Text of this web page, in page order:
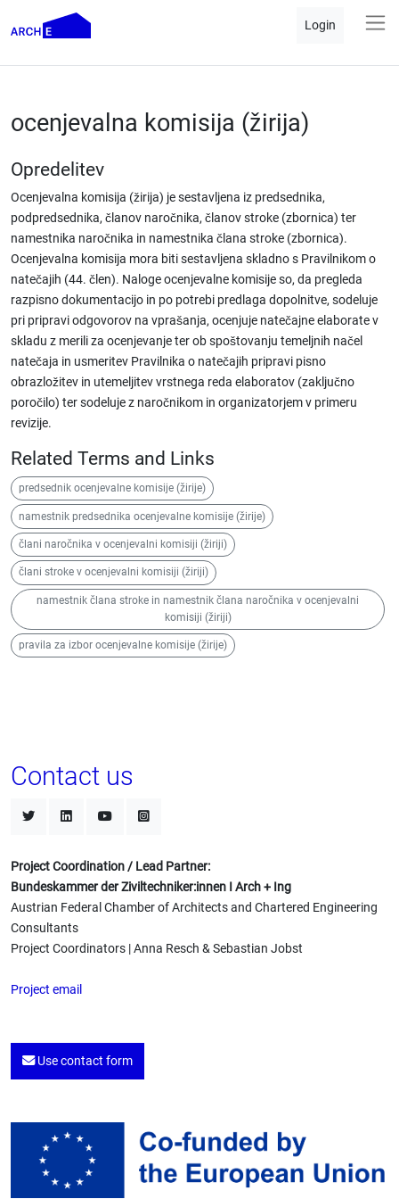
Login
ocenjevalna komisija (žirija)
Opredelitev
Ocenjevalna komisija (žirija) je sestavljena iz predsednika,
podpredsednika, članov naročnika, članov stroke (zbornica) ter
namestnika naročnika in namestnika člana stroke (zbornica).
Ocenjevalna komisija mora biti sestavljena skladno s Pravilnikom o
natečajih (44. člen). Naloge ocenjevalne komisije so, da pregleda
razpisno dokumentacijo in po potrebi predlaga dopolnitve, sodeluje
pri pripravi odgovorov na vprašanja, ocenjuje natečajne elaborate v
skladu z merili za ocenjevanje ter ob spoštovanju temeljnih načel
natečaja in usmeritev Pravilnika o natečajih pripravi pisno
obrazložitev in utemeljitev vrstnega reda elaboratov (zaključno
poročilo) ter sodeluje z naročnikom in organizatorjem v primeru
revizije.
Related Terms and Links
predsednik ocenjevalne komisije (žirije)
namestnik predsednika ocenjevalne komisije (žirije)
člani naročnika v ocenjevalni komisiji (žiriji)
člani stroke v ocenjevalni komisiji (žiriji)
namestnik člana stroke in namestnik člana naročnika v ocenjevalni
komisiji (žiriji)
pravila za izbor ocenjevalne komisije (žirije)
Contact us
Project Coordination / Lead Partner:
Bundeskammer der Ziviltechniker:innen I Arch + Ing
Austrian Federal Chamber of Architects and Chartered Engineering
Consultants
Project Coordinators | Anna Resch & Sebastian Jobst
Project email
Use contact form